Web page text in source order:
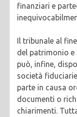
finanziari e
Il tribunale al
del patrimonio e
può, infine,
società
parte in causa
documenti o
chiarimenti.